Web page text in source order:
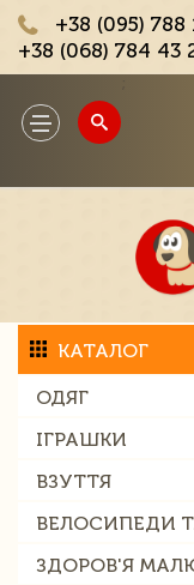
+38 (095) 788
+38 (068) 784 43
Toggle
navigation
КАТАЛОГ
ОДЯГ
ІГРАШКИ
ВЗУТТЯ
ВЕЛОСИПЕДИ
ЗДОРОВ'Я